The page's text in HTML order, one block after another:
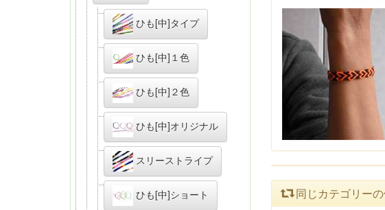
同じカテゴリー
ひも[中]タイプ
ひも[中]１色
ひも[中]２色
ひも[中]オリジナル
スリーストライプ
ひも[中]ショート